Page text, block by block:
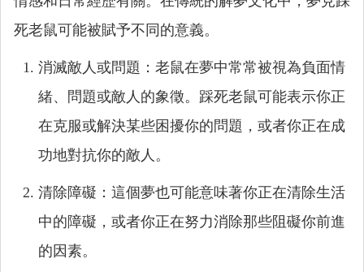
死老鼠可能被賦予不同的意義。
消滅敵人或問題：老鼠在夢中常常被視為負面情
緒、問題或敵人的象徵。踩死老鼠可能表示你正
在克服或解決某些困擾你的問題，或者你正在成
功地對抗你的敵人。
清除障礙：這個夢也可能意味著你正在清除生活
中的障礙，或者你正在努力消除那些阻礙你前進
的因素。